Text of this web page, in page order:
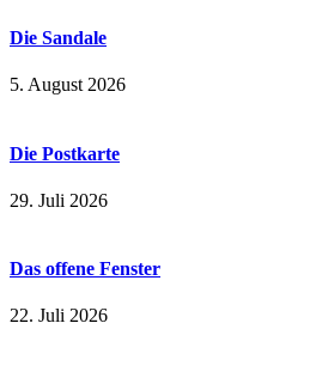
Die Sandale
5. August 2026
Die Postkarte
29. Juli 2026
Das offene Fenster
22. Juli 2026